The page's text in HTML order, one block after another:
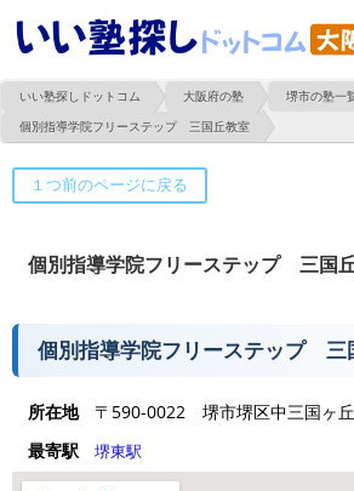
いい塾探しドットコム 大阪府の塾 堺市の塾一
個別指導学院フリーステップ 三国丘教室
個別指導学院フリーステップ 三国
個別指導学院フリーステップ 三
所在地
〒590-0022 堺市堺区中三国ヶ
最寄駅
堺東駅